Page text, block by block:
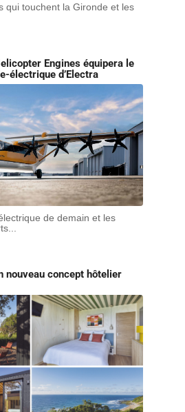
qui touchent la Gironde et les
Engines équipera le
électrique d’Electra
de demain et les
nouveau concept hôtelier